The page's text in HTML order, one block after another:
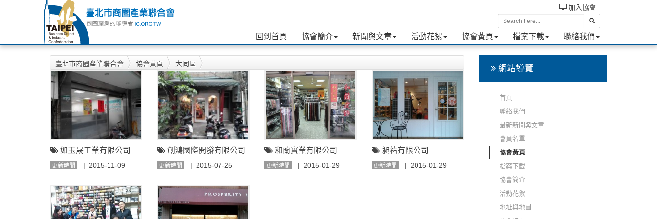
回到首頁 協會簡介 新聞與文章 活動花絮 協會黃頁 檔案下載 聯絡我們
加入協會
臺北市商圈產業聯合會 協會黃頁 大同區
如玉晟工業有限公司
更新時間 | 2015-11-09
創鴻國際開發有限公司
更新時間 | 2015-07-25
和蘭實業有限公司
更新時間 | 2015-01-29
昶祐有限公司
更新時間 | 2015-01-29
網站導覽
首頁
聯絡我們
最新新聞與文章
會員名單
協會黃頁
檔案下載
協會簡介
活動花絮
地址與地圖